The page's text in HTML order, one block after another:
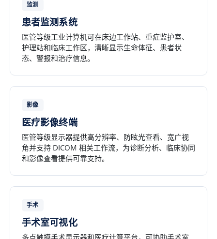
监测
患者监测系统
医管等级工业计算机可在床边工作站、重症监护室、
护理站和临床工作区，清晰显示生命体征、患者状
态、警报和治疗信息。
影像
医疗影像终端
医管等级显示器提供高分辨率、防眩光查看、宽广视
角并支持 DICOM 相关工作流，为诊断分析、临床协同
和影像查看提供可靠支持。
手术
手术室可视化